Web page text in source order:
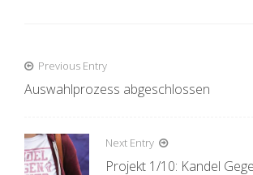
Beitragsnavigation
Previous Entry
Auswahlprozess abgeschlossen
Next Entry
Projekt 1/10: Kandel